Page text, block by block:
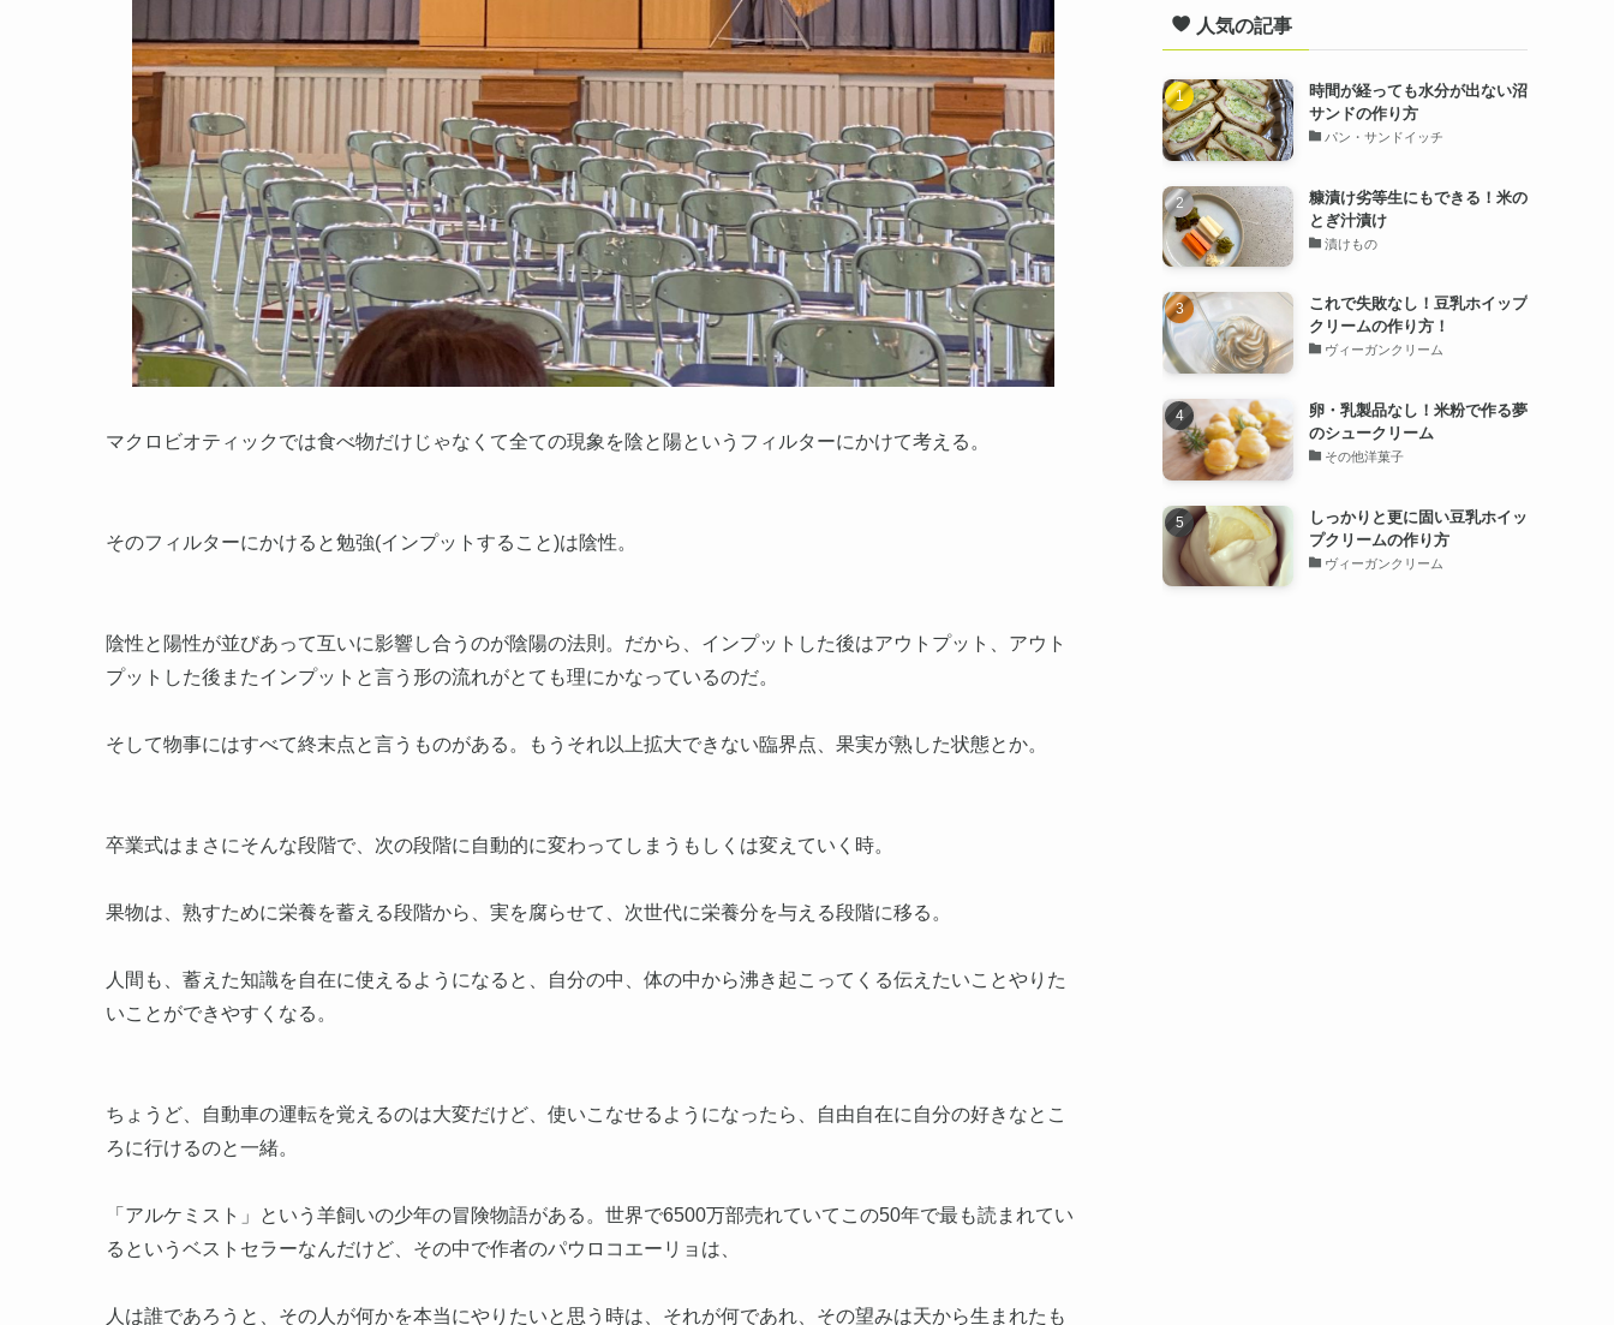
マクロビオティックでは食べ物だけじゃなくて全ての現象を陰と陽というフィルターにかけて考える。
そのフィルターにかけると勉強(インプットすること)は陰性。
陰性と陽性が並びあって互いに影響し合うのが陰陽の法則。だから、インプットした後はアウトプット、アウト
プットした後またインプットと言う形の流れがとても理にかなっているのだ。
そして物事にはすべて終末点と言うものがある。もうそれ以上拡大できない臨界点、果実が熟した状態とか。
卒業式はまさにそんな段階で、次の段階に自動的に変わってしまうもしくは変えていく時。
果物は、熟すために栄養を蓄える段階から、実を腐らせて、次世代に栄養分を与える段階に移る。
人間も、蓄えた知識を自在に使えるようになると、自分の中、体の中から沸き起こってくる伝えたいことやりた
いことができやすくなる。
ちょうど、自動車の運転を覚えるのは大変だけど、使いこなせるようになったら、自由自在に自分の好きなとこ
ろに行けるのと一緒。
「アルケミスト」という羊飼いの少年の冒険物語がある。世界で6500万部売れていてこの50年で最も読まれてい
るというベストセラーなんだけど、その中で作者のパウロコエーリョは、
人は誰であろうと、その人が何かを本当にやりたいと思う時は、それが何であれ、その望みは天から生まれたも
リ
ー
人気の記事
時間が経っても水分が出ない沼
サンドの作り方
パン・サンドイッチ
糠漬け劣等生にもできる！米の
とぎ汁漬け
漬けもの
これで失敗なし！豆乳ホイップ
クリームの作り方！
ヴィーガンクリーム
卵・乳製品なし！米粉で作る夢
のシュークリーム
その他洋菓子
しっかりと更に固い豆乳ホイッ
プクリームの作り方
ヴィーガンクリーム